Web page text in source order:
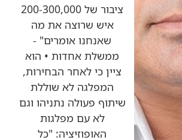
ציבור של 200-300,000
איש שרוצה את מה
שאנחנו אומרים" -
ממשלת אחדות • הוא
ציין כי לאחר הבחירות,
המפלגה לא שוללת
שיתוף פעולה נתניהו וגם
לא עם מפלגות
האופוזיציה: "כל